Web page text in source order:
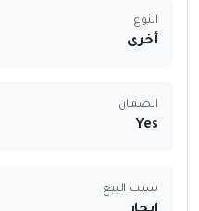
النوع
أخرى
الضمان
Yes
سبب البيع